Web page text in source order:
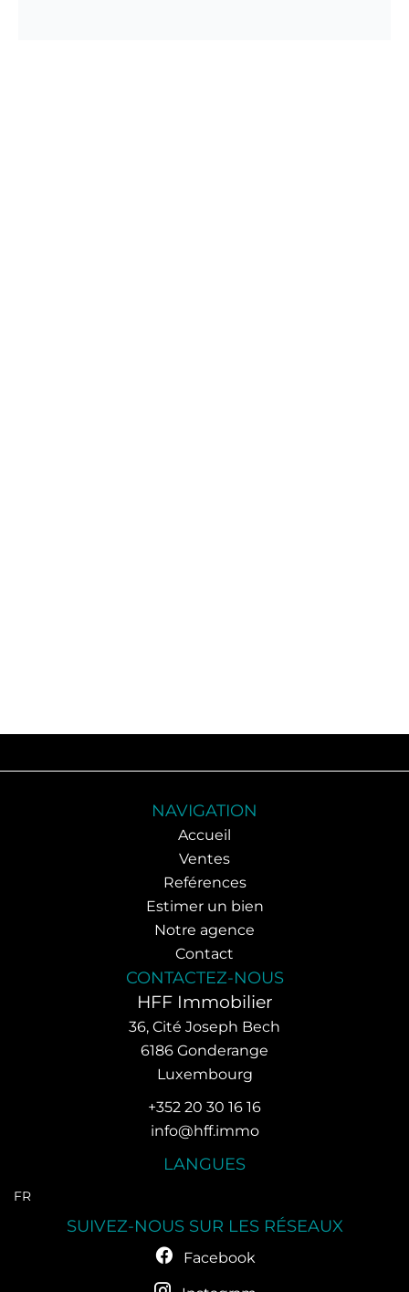
NAVIGATION
Accueil
Ventes
Reférences
Estimer un bien
Notre agence
Contact
CONTACTEZ-NOUS
HFF Immobilier
36, Cité Joseph Bech
6186 Gonderange
Luxembourg
+352 20 30 16 16
info@hff.immo
LANGUES
FR
SUIVEZ-NOUS SUR LES RÉSEAUX
Facebook